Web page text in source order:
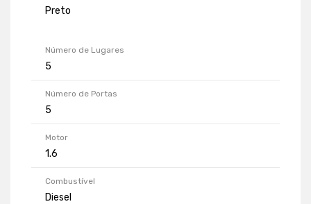
Preto
Número de Lugares
5
Número de Portas
5
Motor
1.6
Combustível
Diesel